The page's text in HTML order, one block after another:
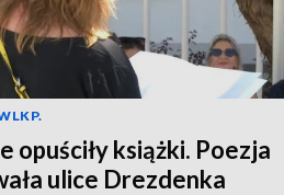
opuściły książki. Poezja
ulice Drezdenka